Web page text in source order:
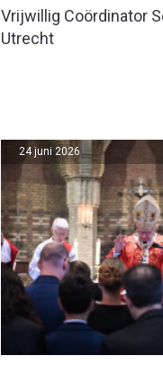
Vrijwillig Coördinator
Utrecht
24 juni 2026